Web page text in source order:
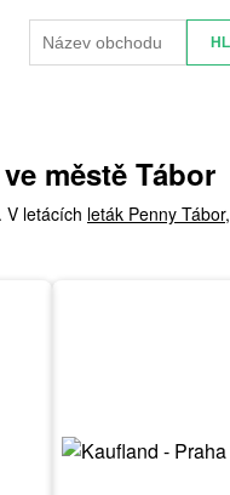
městě Tábor
V letácích leták Penny Tábor,